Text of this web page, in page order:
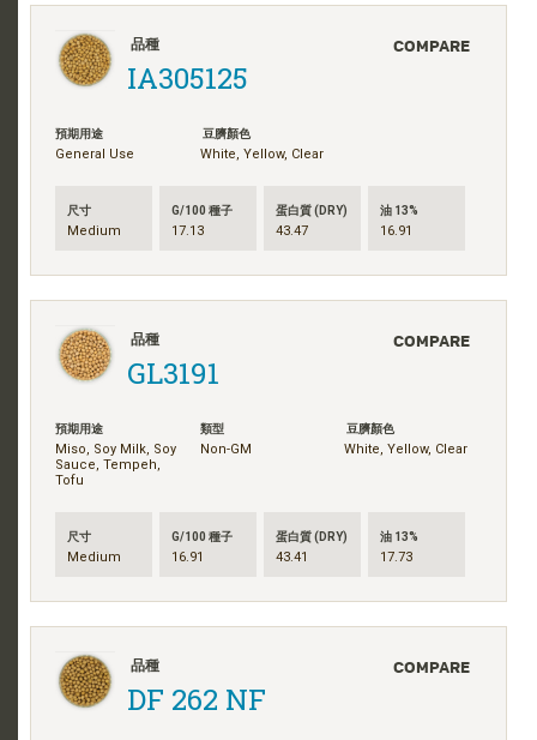
品種
IA305125
預期用途
General Use
豆臍顏色
White, Yellow, Clear
尺寸
Medium
G/100 種子
17.13
蛋白質 (DRY)
43.47
油 13%
16.91
COMPARE
品種
GL3191
預期用途
Miso, Soy Milk, Soy
Sauce, Tempeh,
Tofu
類型
Non-GM
豆臍顏色
White, Yellow, Clear
尺寸
Medium
G/100 種子
16.91
蛋白質 (DRY)
43.41
油 13%
17.73
COMPARE
品種
DF 262 NF
COMPARE